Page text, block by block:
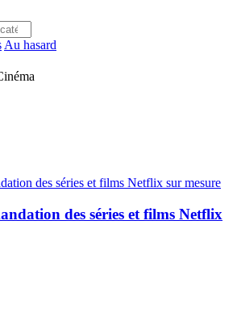
Au hasard
des séries et films Netflix